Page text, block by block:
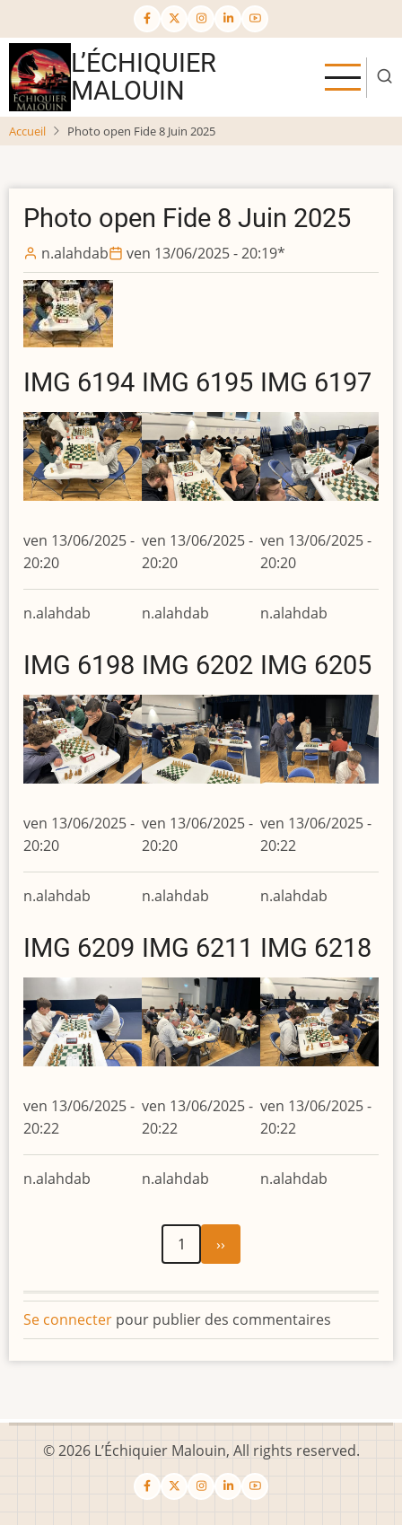
au
contenu
principal
L’ÉCHIQUIER
MALOUIN
Accueil Photo open Fide 8 Juin 2025
Photo open Fide 8 Juin 2025
n.alahdab ven 13/06/2025 - 20:19*
IMG 6194
ven 13/06/2025 -
20:20
n.alahdab
IMG 6195
ven 13/06/2025 -
20:20
n.alahdab
IMG 6197
ven 13/06/2025 -
20:20
n.alahdab
IMG 6198
ven 13/06/2025 -
20:20
n.alahdab
IMG 6202
ven 13/06/2025 -
20:20
n.alahdab
IMG 6205
ven 13/06/2025 -
20:22
n.alahdab
IMG 6209
ven 13/06/2025 -
20:22
n.alahdab
IMG 6211
ven 13/06/2025 -
20:22
n.alahdab
IMG 6218
ven 13/06/2025 -
20:22
n.alahdab
1
suivante
››
Se connecter pour publier des commentaires
© 2026 L’Échiquier Malouin, All rights reserved.